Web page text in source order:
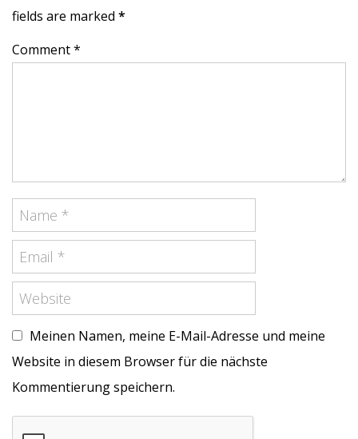
fields are marked *
Comment *
Meinen Namen, meine E-Mail-Adresse und meine
Website in diesem Browser für die nächste
Kommentierung speichern.